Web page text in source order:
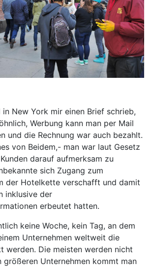
in New York mir einen Brief schrieb,
Werbung kann man per Mail
und die Rechnung war auch bezahlt.
von Beidem,- man war laut Gesetz
darauf aufmerksam zu
sich Zugang zum
der Hotelkette verschafft und damit
inklusive der
erbeutet hatten.
keine Woche, kein Tag, an dem
Unternehmen weltweit die
werden. Die meisten werden nicht
größeren Unternehmen kommt man